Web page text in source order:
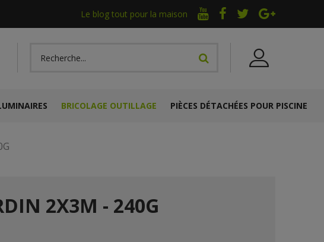
Le blog tout pour la maison
BRICOLAGE OUTILLAGE PIÈCES DÉTACHÉES POUR PISCINE
2X3M - 240G